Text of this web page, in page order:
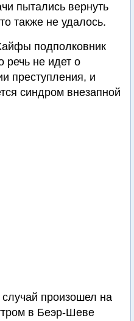
пытались вернуть
также не удалось.
подполковник
не идет о
преступления, и
синдром внезапной
произошел на
в Беэр-Шеве